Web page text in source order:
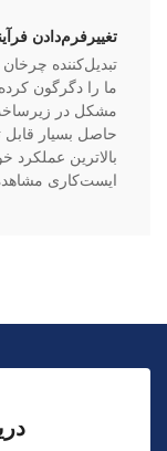
تغییرفرم‌دادن
تبدیل‌کننده
ما را دگرگون
مشکل در
حاصل بسیار
بالاترین
ایست‌کاری